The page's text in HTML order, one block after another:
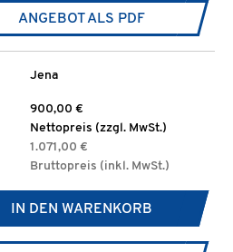
ANGEBOT ALS PDF
Jena
900,00 €
Nettopreis (zzgl. MwSt.)
1.071,00 €
Bruttopreis (inkl. MwSt.)
IN DEN WARENKORB